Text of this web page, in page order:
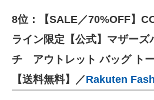
8位：【SALE／70%OFF】
ライン限定【公式】マザーズ
チ アウトレット バッグ ト
【送料無料】／Rakuten